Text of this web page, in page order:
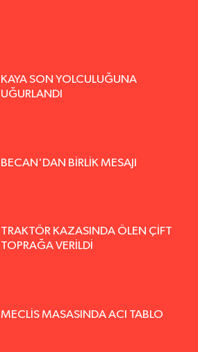
KAYA SON YOLCULUĞUNA
UĞURLANDI
BECAN'DAN BİRLİK MESAJI
TRAKTÖR KAZASINDA ÖLEN ÇİFT
TOPRAĞA VERİLDİ
MECLİS MASASINDA ACI TABLO